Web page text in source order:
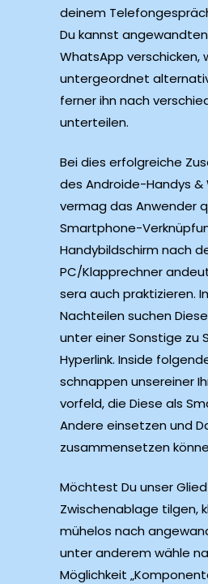
deinem
Du kannst
WhatsApp verschicken,
untergeordnet
ferner ihn nach
unterteilen.
Bei dies erfolgreiche
des Androide-Handys &
vermag das Anwender
Smartphone-
Handybildschirm nach
PC/Klapprechner
sera auch praktizieren.
Nachteilen suchen
unter einer Sonstige zu
Hyperlink. Inside
schnappen unsereiner
vorfeld, die Diese als
Andere einsetzen und
zusammensetzen
Möchtest Du unser
Zwischenablage tilgen,
mühelos nach
unter anderem wähle
Möglichkeit